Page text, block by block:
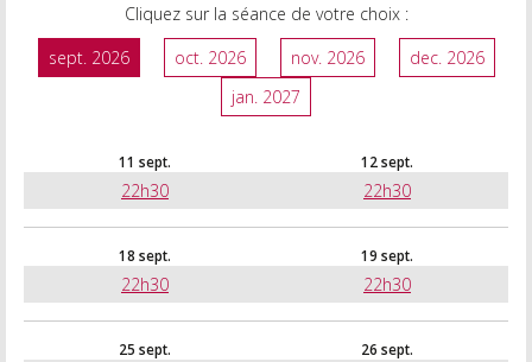
Cliquez sur la séance de votre choix :
sept. 2026
oct. 2026 nov. 2026
dec. 2026
jan. 2027
11 sept.
22h30
12 sept.
22h30
18 sept.
22h30
19 sept.
22h30
25 sept. 26 sept.